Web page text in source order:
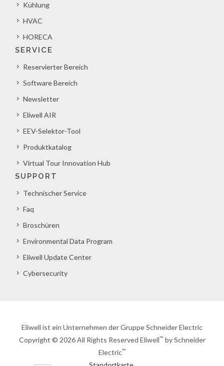
Kühlung
HVAC
HORECA
SERVICE
Reservierter Bereich
Software Bereich
Newsletter
Eliwell AIR
EEV-Selektor-Tool
Produktkatalog
Virtual Tour Innovation Hub
SUPPORT
Technischer Service
Faq
Broschüren
Environmental Data Program
Eliwell Update Center
Cybersecurity
Eliwell ist ein Unternehmen der Gruppe Schneider Electric
Copyright © 2026 All Rights Reserved Eliwell™ by Schneider
Electric™